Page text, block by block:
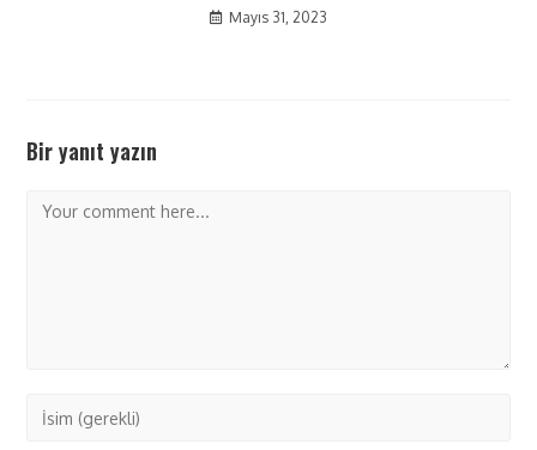
Mayıs 31, 2023
Bir yanıt yazın